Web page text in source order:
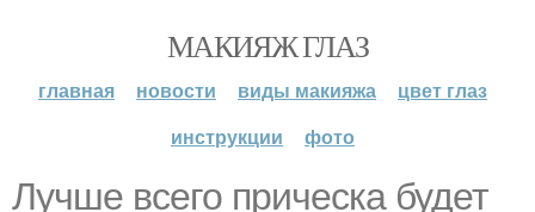
МАКИЯЖ ГЛАЗ
главная новости виды макияжа
цвет глаз
инструкции
фото
Лучше всего прическа будет